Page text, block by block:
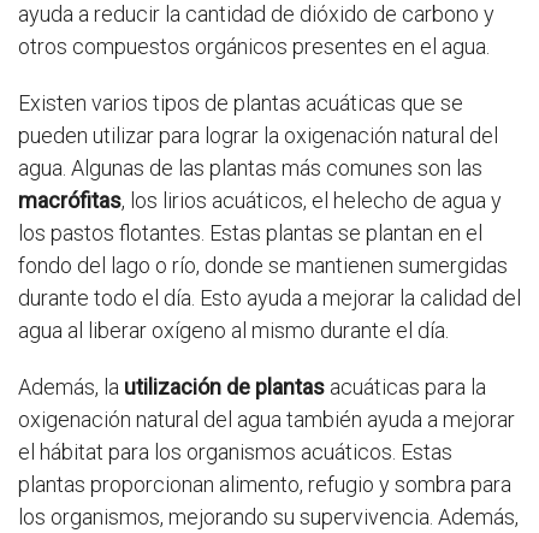
ayuda a reducir la cantidad de dióxido de carbono y
otros compuestos orgánicos presentes en el agua.
Existen varios tipos de plantas acuáticas que se
pueden utilizar para lograr la oxigenación natural del
agua. Algunas de las plantas más comunes son las
macrófitas, los lirios acuáticos, el helecho de agua y
los pastos flotantes. Estas plantas se plantan en el
fondo del lago o río, donde se mantienen sumergidas
durante todo el día. Esto ayuda a mejorar la calidad del
agua al liberar oxígeno al mismo durante el día.
Además, la utilización de plantas acuáticas para la
oxigenación natural del agua también ayuda a mejorar
el hábitat para los organismos acuáticos. Estas
plantas proporcionan alimento, refugio y sombra para
los organismos, mejorando su supervivencia. Además,